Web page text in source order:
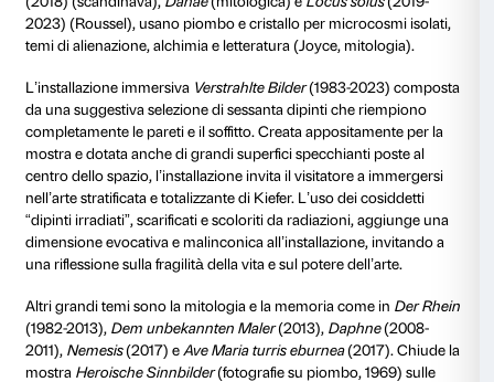
Anselm Kiefer. Angeli cadutisi pone come una
concepita appositamente dall’artista in diretto
di Palazzo Strozzi, tra le sale del Piano Nobile e il
rinascimentale. Attraverso venticinque opere
produzione, tra cui un lavoro immersivo composto
di dimensioni diverse, l’esposizione permette di
variegata pratica dell’artista che abbraccia pittura,
installazione e fotografia.
Hillary Merkus Recordati, altezza oltre 7 metri,
combattimento tra arcangelo Michele e angeli ribelli
metafora di Bene e Male, invitando a riflettere su